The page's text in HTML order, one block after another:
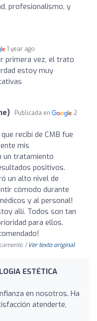
profesionalismo, y
1 year ago
primera vez, el trato
estoy muy
Publicada en
2
recibí de CMB fue
mis
un tratamiento
positivos.
un alto nivel de
cómodo durante
y al personal!
allí. Todos son tan
para ellos.
| Ver texto original
ESTÉTICA
en nosotros. Ha
atenderte,